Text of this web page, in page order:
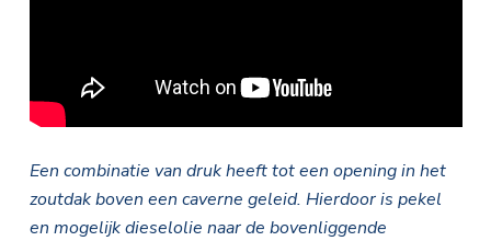
Een combinatie van druk heeft tot een opening in het
zoutdak boven een caverne geleid. Hierdoor is pekel
en mogelijk dieselolie naar de bovenliggende